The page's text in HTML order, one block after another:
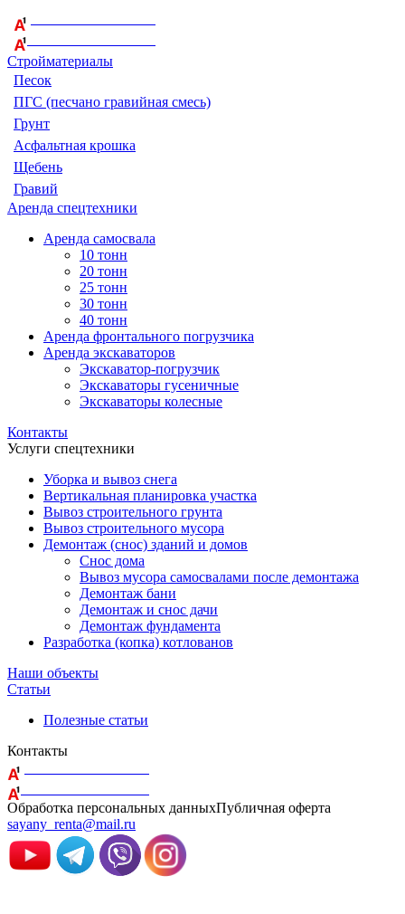
Стройматериалы
Песок
ПГС (песчано гравийная смесь)
Грунт
Асфальтная крошка
Щебень
Гравий
Аренда спецтехники
Аренда самосвала
10 тонн
20 тонн
25 тонн
30 тонн
40 тонн
Аренда фронтального погрузчика
Аренда экскаваторов
Экскаватор-погрузчик
Экскаваторы гусеничные
Экскаваторы колесные
Контакты
Услуги спецтехники
Уборка и вывоз снега
Вертикальная планировка участка
Вывоз строительного грунта
Вывоз строительного мусора
Демонтаж (снос) зданий и домов
Снос дома
Вывоз мусора самосвалами после демонтажа
Демонтаж бани
Демонтаж и снос дачи
Демонтаж фундамента
Разработка (копка) котлованов
Наши объекты
Статьи
Полезные статьи
Контакты
Обработка персональных данныхПубличная оферта
sayany_renta@mail.ru